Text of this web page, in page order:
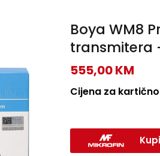
Boya WM8
transmitera
555,00KM
Cijena za